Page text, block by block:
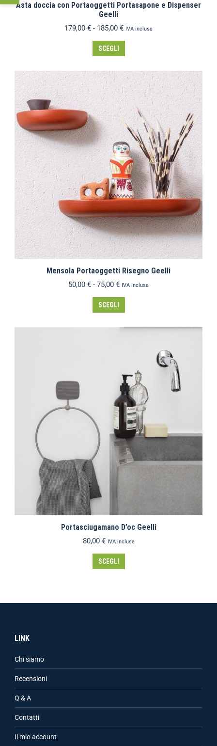
Asta doccia con Portaoggetti Portasapone e Dispenser
Geelli
179,00 € - 185,00 € IVA inclusa
SCEGLI
Mensola Portaoggetti Risegno Geelli
50,00 € - 75,00 € IVA inclusa
SCEGLI
Portasciugamano D’oc Geelli
80,00 € IVA inclusa
SCEGLI
LINK
Chi siamo
Recensioni
Q & A
Contatti
Il mio account